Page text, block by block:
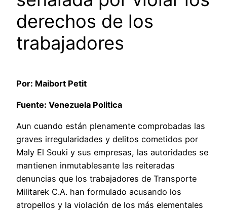
derechos de los
trabajadores
Por: Maibort Petit
Fuente: Venezuela Politica
Aun cuando están plenamente comprobadas las
graves irregularidades y delitos cometidos por
Maly El Souki y sus empresas, las autoridades se
mantienen inmutablesante las reiteradas
denuncias que los trabajadores de Transporte
Militarek C.A. han formulado acusando los
atropellos y la violación de los más elementales